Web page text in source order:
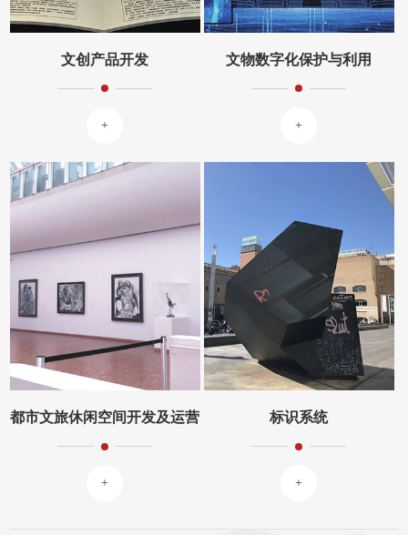
文创产品开发
+
文物数字化保护与利用
+
都市文旅休闲空间开发及运营
+
标识系统
+